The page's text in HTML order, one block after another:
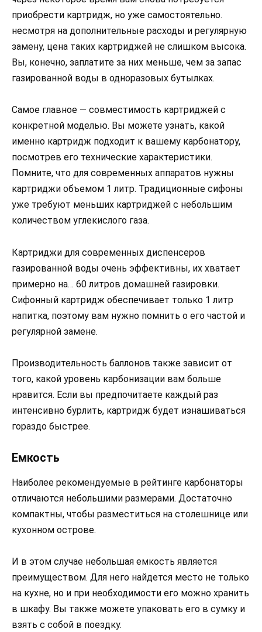
приобрести картридж, но уже самостоятельно.
несмотря на дополнительные расходы и регулярную
замену, цена таких картриджей не слишком высока.
Вы, конечно, заплатите за них меньше, чем за запас
газированной воды в одноразовых бутылках.
Самое главное — совместимость картриджей с
конкретной моделью. Вы можете узнать, какой
именно картридж подходит к вашему карбонатору,
посмотрев его технические характеристики.
Помните, что для современных аппаратов нужны
картриджи объемом 1 литр. Традиционные сифоны
уже требуют меньших картриджей с небольшим
количеством углекислого газа.
Картриджи для современных диспенсеров
газированной воды очень эффективны, их хватает
примерно на… 60 литров домашней газировки.
Сифонный картридж обеспечивает только 1 литр
напитка, поэтому вам нужно помнить о его частой и
регулярной замене.
Производительность баллонов также зависит от
того, какой уровень карбонизации вам больше
нравится. Если вы предпочитаете каждый раз
интенсивно бурлить, картридж будет изнашиваться
гораздо быстрее.
Емкость
Наиболее рекомендуемые в рейтинге карбонаторы
отличаются небольшими размерами. Достаточно
компактны, чтобы разместиться на столешнице или
кухонном острове.
И в этом случае небольшая емкость является
преимуществом. Для него найдется место не только
на кухне, но и при необходимости его можно хранить
в шкафу. Вы также можете упаковать его в сумку и
взять с собой в поездку.